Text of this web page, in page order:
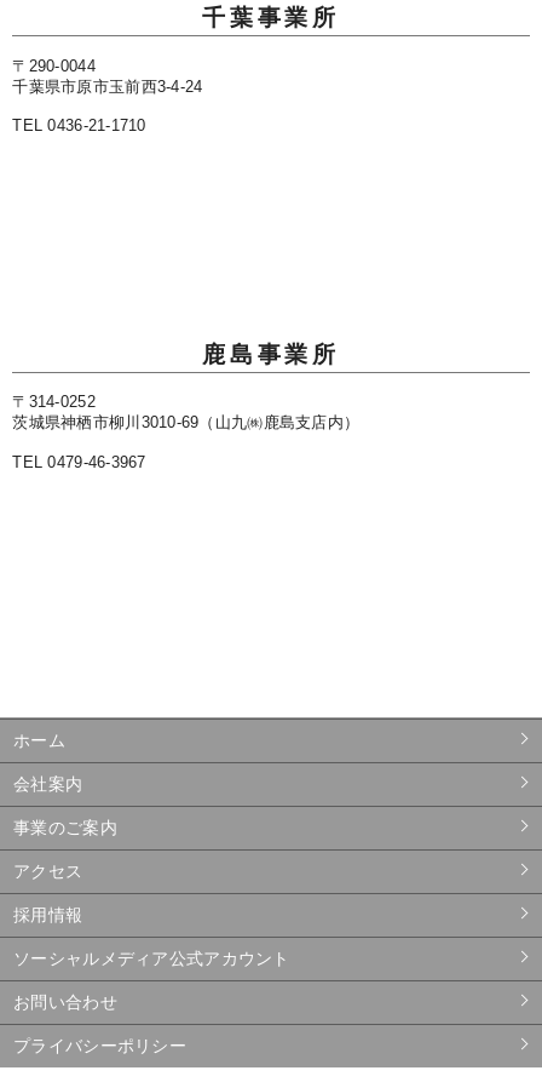
千葉事業所
〒290-0044
千葉県市原市玉前西3-4-24
TEL 0436-21-1710
鹿島事業所
〒314-0252
茨城県神栖市柳川3010-69（山九㈱鹿島支店内）
TEL 0479-46-3967
ホーム
会社案内
事業のご案内
アクセス
採用情報
ソーシャルメディア公式アカウント
お問い合わせ
プライバシーポリシー